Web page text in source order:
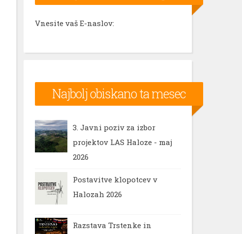
Vnesite vaš E-naslov:
Najbolj obiskano ta mesec
3. Javni poziv za izbor
projektov LAS Haloze - maj
2026
Postavitve klopotcev v
Halozah 2026
Razstava Trstenke in